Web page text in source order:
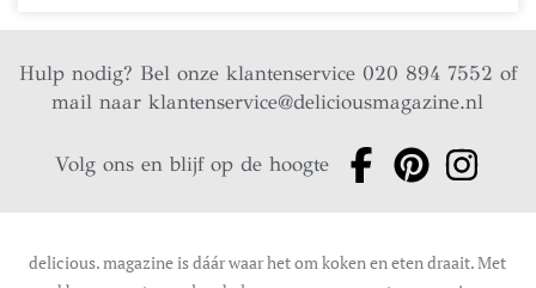
Hulp nodig? Bel onze klantenservice 020 894 7552 of
mail naarklantenservice@deliciousmagazine.nl
Volg ons en blijf op de hoogte
delicious. magazine is dáár waar het om koken en eten draait. Met